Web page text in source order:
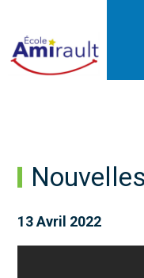
Nouvelles
13 Avril 2022